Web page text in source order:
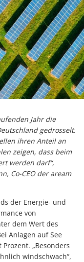
Jahr die
gedrosselt.
ihren Anteil an
zeigen, dass beim
werden darf“,
Co-CEO der aream
der Energie- und
von
dem Wert des
Anlagen auf See
„Besonders
windschwach“,